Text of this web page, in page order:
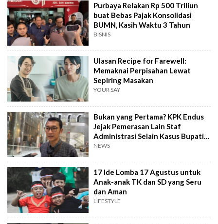
Purbaya Relakan Rp 500 Triliun
buat Bebas Pajak Konsolidasi
BUMN, Kasih Waktu 3 Tahun
BISNIS
Ulasan Recipe for Farewell:
Memaknai Perpisahan Lewat
Sepiring Masakan
YOUR SAY
Bukan yang Pertama? KPK Endus
Jejak Pemerasan Lain Staf
Administrasi Selain Kasus Bupati
Pemalang
NEWS
17 Ide Lomba 17 Agustus untuk
Anak-anak TK dan SD yang Seru
dan Aman
LIFESTYLE